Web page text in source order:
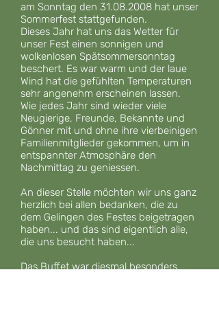
am Sonntag den 31.08.2008 hat unser
Sommerfest stattgefunden.
Dieses Jahr hat uns das Wetter für
unser Fest einen sonnigen und
wolkenlosen Spätsommersonntag
beschert. Es war warm und der laue
Wind hat die gefühlten Temperaturen
sehr angenehm erscheinen lassen.
Wie jedes Jahr sind wieder viele
Neugierige, Freunde, Bekannte und
Gönner mit und ohne ihre vierbeinigen
Familienmitglieder gekommen, um in
entspannter Atmosphäre den
Nachmittag zu geniessen.
An dieser Stelle möchten wir uns ganz
herzlich bei allen bedanken, die zu
dem Gelingen des Festes beigetragen
haben... und das sind eigentlich alle,
die uns besucht haben...
Das Buffet war diesmal besonders